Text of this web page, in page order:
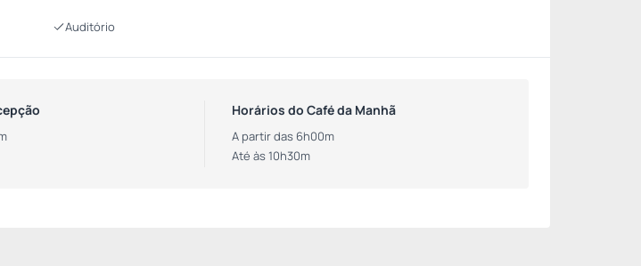
Auditório
Horários do Café da Manhã
A partir das 6h00m
Até às 10h30m